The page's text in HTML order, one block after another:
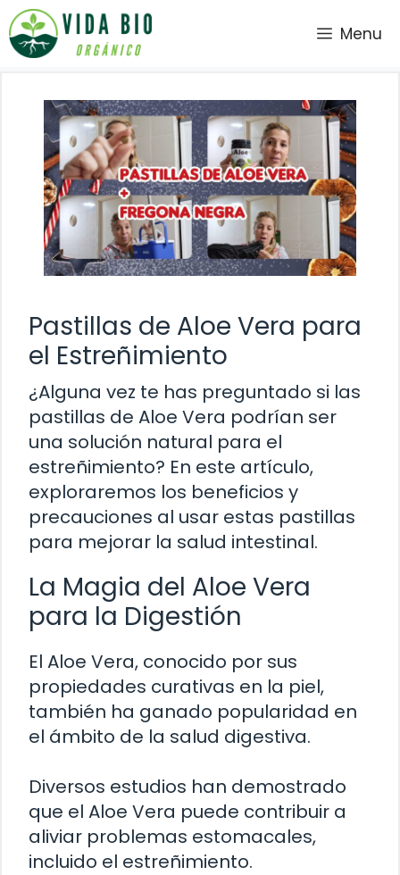
Saltar
al
contenido
Menu
Pastillas de Aloe Vera para
el Estreñimiento
¿Alguna vez te has preguntado si las
pastillas de Aloe Vera podrían ser
una solución natural para el
estreñimiento? En este artículo,
exploraremos los beneficios y
precauciones al usar estas pastillas
para mejorar la salud intestinal.
La Magia del Aloe Vera
para la Digestión
El Aloe Vera, conocido por sus
propiedades curativas en la piel,
también ha ganado popularidad en
el ámbito de la salud digestiva.
Diversos estudios han demostrado
que el Aloe Vera puede contribuir a
aliviar problemas estomacales,
incluido el estreñimiento.